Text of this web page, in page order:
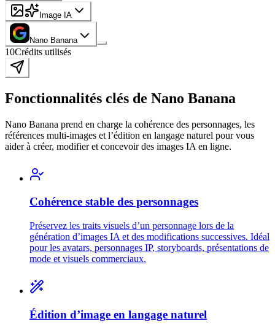
Image IA
Nano Banana
10Crédits utilisés
Fonctionnalités clés de Nano Banana
Nano Banana prend en charge la cohérence des personnages, les
références multi-images et l’édition en langage naturel pour vous
aider à créer, modifier et concevoir des images IA en ligne.
Cohérence stable des personnages
Préservez les traits visuels d’un personnage lors de la
génération d’images IA et des modifications successives. Idéal
pour les avatars, personnages IP, storyboards, présentations de
mode et visuels commerciaux.
Édition d’image en langage naturel